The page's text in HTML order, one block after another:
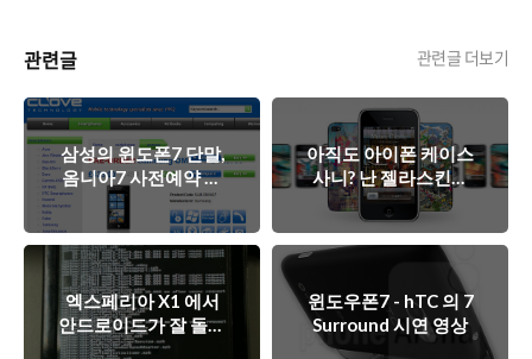
관련글 관련글 더보기
삼성의 윈도폰7 단말,
옴니아7 사전예약 개
아직도 아이폰 케이스
사니? 난 젤라스킨한
다! (GelaSkin)
엑스페리아 X1 에서
안드로이드가 잘 돌아
갈까?
윈도우폰7 - hTC 의 7
Surround 시연 영상